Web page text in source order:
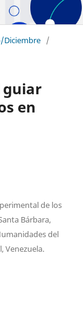
Diciembre /
guiar
en
de los
Bárbara,
del
Venezuela.